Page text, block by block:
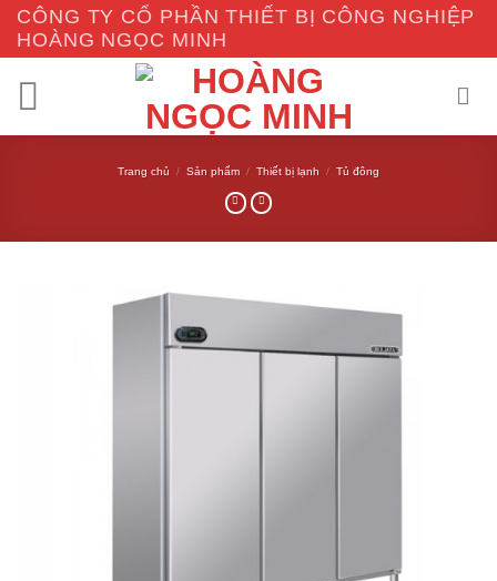
content
CÔNG TY CỔ PHẦN THIẾT BỊ CÔNG NGHIỆP
HOÀNG NGỌC MINH
Trang chủ / Sản phẩm / Thiết bị lạnh / Tủ đông